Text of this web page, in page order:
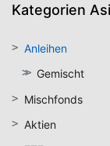
Kategorien
Anleihen
Gemischt
Mischfonds
Aktien